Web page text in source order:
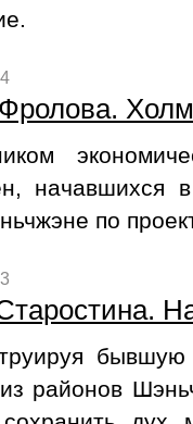
начавшихся
по
районов